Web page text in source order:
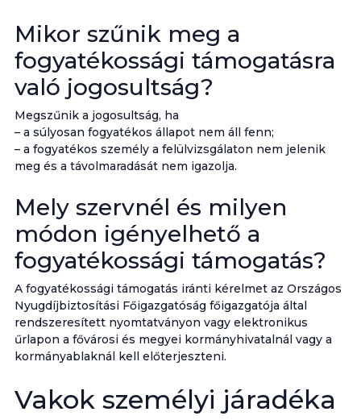
Mikor szűnik meg a
fogyatékossági támogatásra
való jogosultság?
Megszűnik a jogosultság, ha
– a súlyosan fogyatékos állapot nem áll fenn;
– a fogyatékos személy a felülvizsgálaton nem jelenik
meg és a távolmaradását nem igazolja.
Mely szervnél és milyen
módon igényelhető a
fogyatékossági támogatás?
A fogyatékossági támogatás iránti kérelmet az Országos
Nyugdíjbiztosítási Főigazgatóság főigazgatója által
rendszeresített nyomtatványon vagy elektronikus
űrlapon a fővárosi és megyei kormányhivatalnál vagy a
kormányablaknál kell előterjeszteni.
Vakok személyi járadéka